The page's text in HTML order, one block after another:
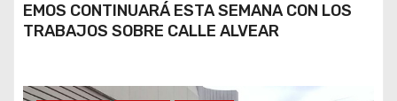
EMOS CONTINUARÁ ESTA SEMANA CON LOS
TRABAJOS SOBRE CALLE ALVEAR